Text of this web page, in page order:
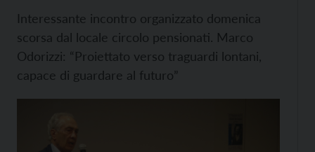
Interessante incontro organizzato domenica
scorsa dal locale circolo pensionati. Marco
Odorizzi: “Proiettato verso traguardi lontani,
capace di guardare al futuro”